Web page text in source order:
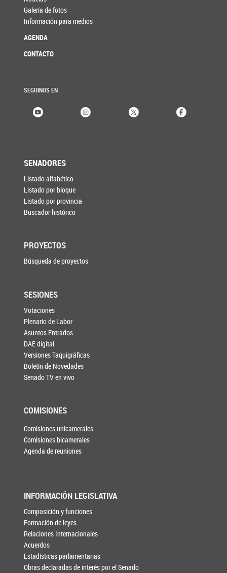
Galería de fotos
Información para medios
AGENDA
CONTACTO
SEGUINOS EN
SENADORES
Listado alfabético
Listado por bloque
Listado por provincia
Buscador histórico
PROYECTOS
Búsqueda de proyectos
SESIONES
Votaciones
Plenario de Labor
Asuntos Entrados
DAE digital
Versiones Taquigráficas
Boletín de Novedades
Senado TV en vivo
COMISIONES
Comisiones unicamerales
Comisiones bicamerales
Agenda de reuniones
INFORMACIÓN LEGISLATIVA
Composición y funciones
Formación de leyes
Relaciones Internacionales
Acuerdos
Estadísticas parlamentarias
Obras declaradas de interés por el Senado